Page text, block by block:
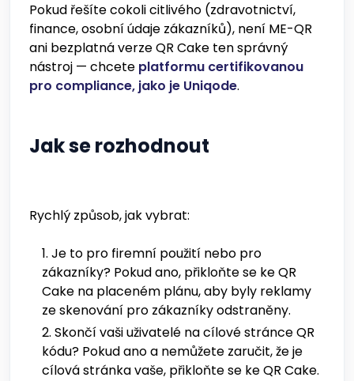
Pokud řešíte cokoli citlivého (zdravotnictví,
finance, osobní údaje zákazníků), není ME-QR
ani bezplatná verze QR Cake ten správný
nástroj — chcete platformu certifikovanou
pro compliance, jako je Uniqode.
Jak se rozhodnout
Rychlý způsob, jak vybrat:
Je to pro firemní použití nebo pro
zákazníky? Pokud ano, přikloňte se ke QR
Cake na placeném plánu, aby byly reklamy
ze skenování pro zákazníky odstraněny.
Skončí vaši uživatelé na cílové stránce QR
kódu? Pokud ano a nemůžete zaručit, že je
cílová stránka vaše, přikloňte se ke QR Cake.